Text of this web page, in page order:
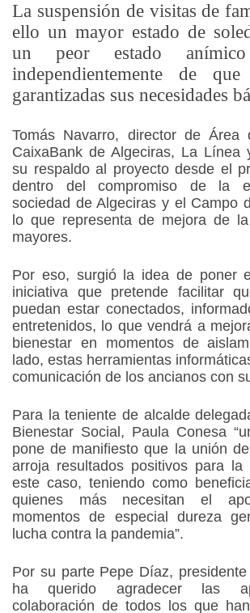
La suspensión de visitas de
ello un mayor estado de
un peor estado
independientemente de que
garantizadas sus necesidades
Tomás Navarro, director de Área
CaixaBank de Algeciras, La Línea
su respaldo al proyecto desde el
dentro del compromiso de la
sociedad de Algeciras y el Campo
lo que representa de mejora de
mayores.
Por eso, surgió la idea de poner
iniciativa que pretende facilitar
puedan estar conectados,
entretenidos, lo que vendrá a
bienestar en momentos de
lado, estas herramientas
comunicación de los ancianos con
Para la teniente de alcalde
Bienestar Social, Paula Conesa
pone de manifiesto que la unión
arroja resultados positivos para la
este caso, teniendo como
quienes más necesitan el
momentos de especial dureza
lucha contra la pandemia”.
Por su parte Pepe Díaz,
ha querido agradecer las
colaboración de todos los que